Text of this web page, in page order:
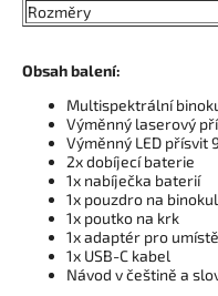
Rozměry
Obsah balení:
Multispektrální
Výměnný laserový
Výměnný LED přísvit
2x dobíjecí baterie
1x nabíječka baterií
1x pouzdro na
1x poutko na krk
1x adaptér pro
1x USB-C kabel
Návod v češtině a